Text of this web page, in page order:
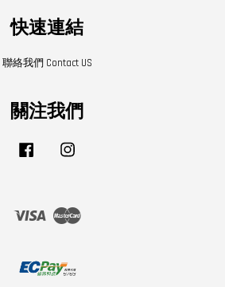
快速連結
聯絡我們 Contact US
關注我們
Facebook
Visa Master